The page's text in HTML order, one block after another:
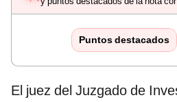
Puntos destacados
El juez del Juzgado de